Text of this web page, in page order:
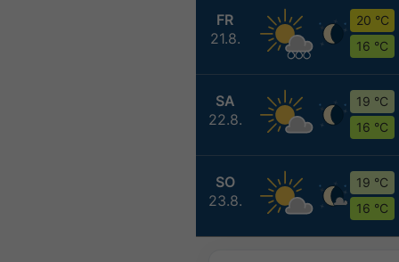
FR
21.8.
20 °C
16 °C
SA
22.8.
19 °C
16 °C
SO
23.8.
19 °C
16 °C